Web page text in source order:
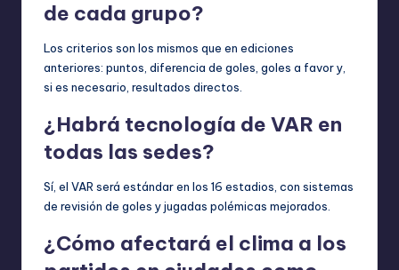
de cada grupo?
Los criterios son los mismos que en ediciones
anteriores: puntos, diferencia de goles, goles a favor y,
si es necesario, resultados directos.
¿Habrá tecnología de VAR en
todas las sedes?
Sí, el VAR será estándar en los 16 estadios, con sistemas
de revisión de goles y jugadas polémicas mejorados.
¿Cómo afectará el clima a los